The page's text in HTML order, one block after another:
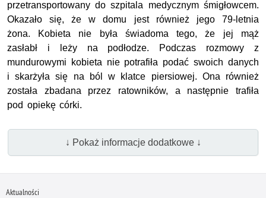
przetransportowany do szpitala medycznym śmigłowcem.
Okazało się, że w domu jest również jego 79-letnia
żona. Kobieta nie była świadoma tego, że jej mąż
zasłabł i leży na podłodze. Podczas rozmowy z
mundurowymi kobieta nie potrafiła podać swoich danych
i skarżyła się na ból w klatce piersiowej. Ona również
została zbadana przez ratowników, a następnie trafiła
pod opiekę córki.
↓ Pokaż informacje dodatkowe ↓
Aktualności